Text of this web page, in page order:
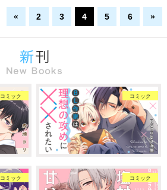
« 2 3 4 5 6 »
コミック コミック
コミック コミック